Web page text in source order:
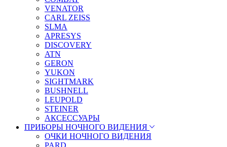
VENATOR
CARL ZEISS
SLMA
APRESYS
DISCOVERY
ATN
GERON
YUKON
SIGHTMARK
BUSHNELL
LEUPOLD
STEINER
АКСЕССУАРЫ
ПРИБОРЫ НОЧНОГО ВИДЕНИЯ
ОЧКИ НОЧНОГО ВИДЕНИЯ
PARD